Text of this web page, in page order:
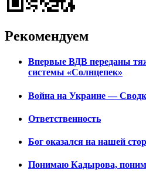
Рекомендуем
Впервые ВДВ переданы
системы «Солнцепек»
Война на Украине —
Ответственность
Бог оказался на нашей
Понимаю Кадырова,